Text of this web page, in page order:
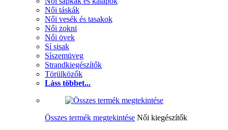
Női táskák
Női vesék és tasakok
Női zokni
Női övek
Sí sisak
Síszemüveg
Strandkiegészítők
Törülközők
Láss többet...
Összes termék megtekintése Női kiegészítők